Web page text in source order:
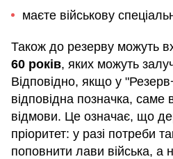
маєте військову
Також до резерву можуть
60 років, яких можуть
Відповідно, якщо у
відповідна позначка, саме
відмови. Це означає, що
пріоритет: у разі потреби
поповнити лави війська, а